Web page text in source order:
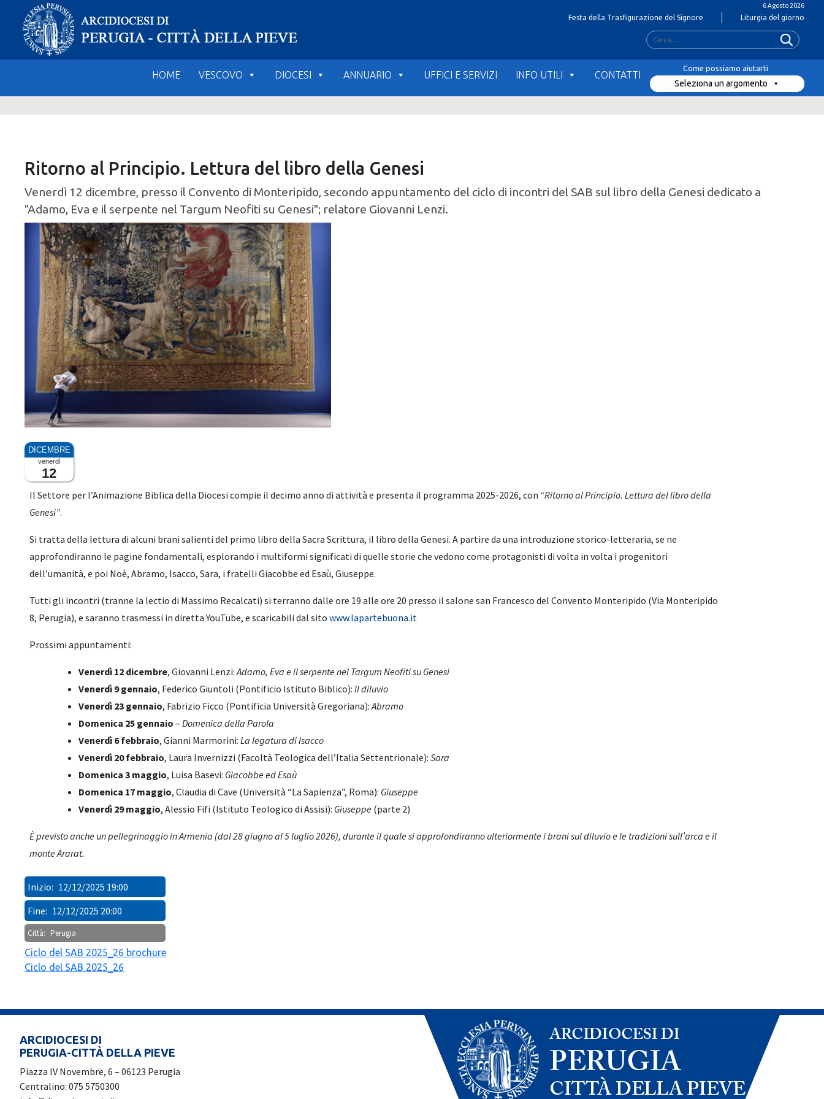
content
6 Agosto 2026
Festa della Trasfigurazione del Signore Liturgia del giorno
Ricerca
per:
HOME VESCOVO DIOCESI ANNUARIO UFFICI E SERVIZI INFO UTILI CONTATTI
Seleziona un argomento
Ritorno al Principio. Lettura del libro della Genesi
Venerdì 12 dicembre, presso il Convento di Monteripido, secondo appuntamento del ciclo di incontri del SAB sul libro della Genesi dedicato a
"Adamo, Eva e il serpente nel Targum Neofiti su Genesi"; relatore Giovanni Lenzi.
venerdì
12
Il Settore per l’Animazione Biblica della Diocesi compie il decimo anno di attività e presenta il programma 2025-2026, con “Ritorno al Principio. Lettura del libro della
Genesi”.
Si tratta della lettura di alcuni brani salienti del primo libro della Sacra Scrittura, il libro della Genesi. A partire da una introduzione storico-letteraria, se ne
approfondiranno le pagine fondamentali, esplorando i multiformi significati di quelle storie che vedono come protagonisti di volta in volta i progenitori
dell’umanità, e poi Noè, Abramo, Isacco, Sara, i fratelli Giacobbe ed Esaù, Giuseppe.
Tutti gli incontri (tranne la lectio di Massimo Recalcati) si terranno dalle ore 19 alle ore 20 presso il salone san Francesco del Convento Monteripido (Via Monteripido
8, Perugia), e saranno trasmessi in diretta YouTube, e scaricabili dal sitowww.lapartebuona.it
Prossimi appuntamenti:
Venerdì 12 dicembre, Giovanni Lenzi:Adamo, Eva e il serpente nel Targum Neofiti su Genesi
Venerdì 9 gennaio, Federico Giuntoli (Pontificio Istituto Biblico):Il diluvio
Venerdì 23 gennaio, Fabrizio Ficco (Pontificia Università Gregoriana):Abramo
Domenica 25 gennaio –Domenica della Parola
Venerdì 6 febbraio, Gianni Marmorini:La legatura di Isacco
Venerdì 20 febbraio, Laura Invernizzi (Facoltà Teologica dell’Italia Settentrionale):Sara
Domenica 3 maggio, Luisa Basevi: Giacobbe ed Esaù
Domenica 17 maggio, Claudia di Cave (Università “La Sapienza”, Roma): Giuseppe
Venerdì 29 maggio, Alessio Fifi (Istituto Teologico di Assisi): Giuseppe (parte 2)
È previsto anche un pellegrinaggio in Armenia (dal 28 giugno al 5 luglio 2026), durante il quale si approfondiranno ulteriormente i brani sul diluvio e le tradizioni sull’arca e il
monte Ararat.
Inizio: 12/12/2025 19:00
Fine: 12/12/2025 20:00
Città: Perugia
Ciclo del SAB 2025_26 brochure
Ciclo del SAB 2025_26
ARCIDIOCESI DI
PERUGIA-CITTÀ DELLA PIEVE
Piazza IV Novembre, 6 – 06123 Perugia
Centralino: 075 5750300